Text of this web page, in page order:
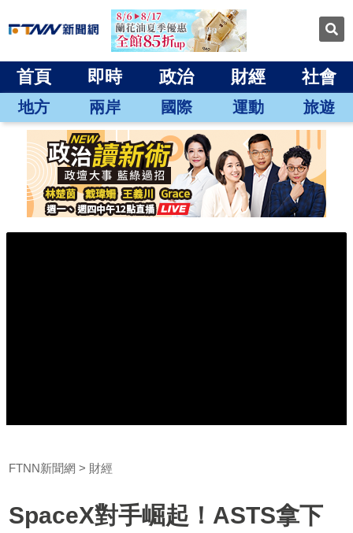
首頁 即時 政治 財經 社會
地方 兩岸 國際 運動 旅遊
FTNN新聞網 財經
SpaceX對手崛起！ASTS拿下